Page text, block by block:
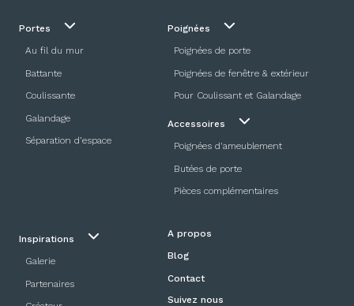
Portes
Au fil du mur
Battante
Coulissante
Galandage
Séparation d’espace
Poignées
Poignées de porte
Poignées de fenêtre & extérieur
Pour Coulissant et Galandage
Accessoires
Poignées d'ameublement
Butées de porte
Pièces complémentaires
Inspirations
Galerie
Partenaires
A propos
Blog
Contact
Suivez nous